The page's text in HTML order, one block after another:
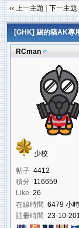
‹‹ 上一主題 下一主題
[GHK] 踢的稿AK專
RCman
少校
帖子 4412
積分 116659
Like 26
在線時間 6479 小時
註冊時間 23-10-